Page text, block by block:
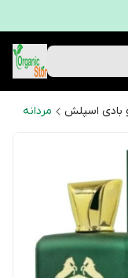
بادی اسپلش مردانه